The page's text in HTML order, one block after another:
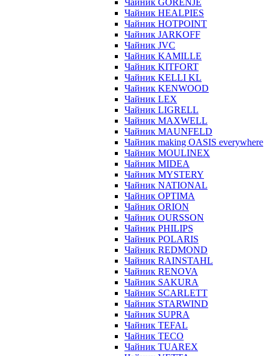
Чайник GORENJE
Чайник HEALPIES
Чайник HOTPOINT
Чайник JARKOFF
Чайник JVC
Чайник KAMILLE
Чайник KITFORT
Чайник KELLI KL
Чайник KENWOOD
Чайник LEX
Чайник LIGRELL
Чайник MAXWELL
Чайник MAUNFELD
Чайник making OASIS everywhere
Чайник MOULINEX
Чайник MIDEA
Чайник MYSTERY
Чайник NATIONAL
Чайник OPTIMA
Чайник ORION
Чайник OURSSON
Чайник PHILIPS
Чайник POLARIS
Чайник REDMOND
Чайник RAINSTAHL
Чайник RENOVA
Чайник SAKURA
Чайник SCARLETT
Чайник STARWIND
Чайник SUPRA
Чайник TEFAL
Чайник TECO
Чайник TUAREX